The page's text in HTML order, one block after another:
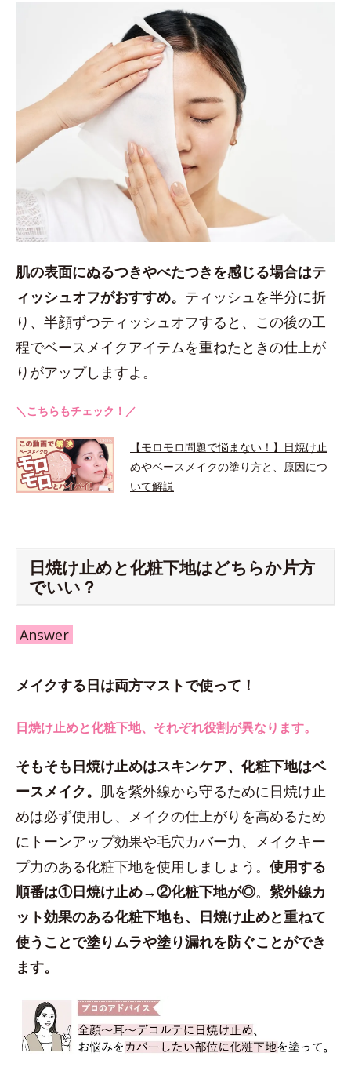
肌の表面にぬるつきやべたつきを感じる場合はテ
ィッシュオフがおすすめ。 ティッシュを半分に折
り、半顔ずつティッシュオフすると、この後の工
程でベースメイクアイテムを重ねたときの仕上が
りがアップしますよ。
＼こちらもチェック！／
【モロモロ問題で悩まない！】日焼け止
めやベースメイクの塗り方と、原因につ
いて解説
日焼け止めと化粧下地はどちらか片方
でいい？
Answer
メイクする日は両方マストで使って！
日焼け止めと化粧下地、それぞれ役割が異なります。
そもそも日焼け止めはスキンケア、化粧下地はベ
ースメイク。 肌を紫外線から守るために日焼け止
めは必ず使用し、メイクの仕上がりを高めるため
にトーンアップ効果や毛穴カバー力、メイクキー
プ力のある化粧下地を使用しましょう。 使用する
順番は①日焼け止め→②化粧下地が◎。 紫外線カ
ット効果のある化粧下地も、日焼け止めと重ねて
使うことで塗りムラや塗り漏れを防ぐことができ
ます。